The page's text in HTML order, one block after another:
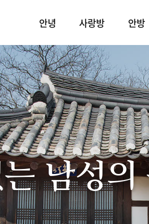
안녕 사랑방 안방
남성